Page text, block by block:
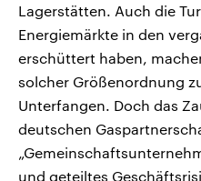
Lagerstätten. Auch die
Energiemärkte in den
erschüttert haben,
solcher Größenordnung
Unterfangen. Doch das
deutschen
und geteiltes